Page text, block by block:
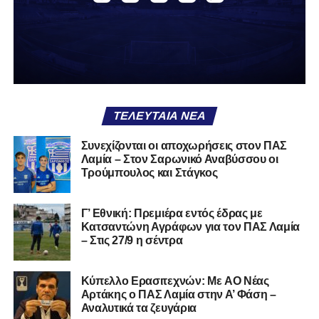
δείχνει να μην ξέρει τι θέλει να είναι. Και αυτό είναι πάντα
φίλαθλοι και περίγυρος, αντί για παράγοντες
Ασχολούνται περισσότερο με τις «χάρες» των άλλων
παρά με τις δικές τους αδυναμίες. Σαν να ψάχνεις
στον διπλανό το γιατί δεν βρέχει, ενώ κρατάς
ομπρέλα μέσα στο σαλόνι.
εμπειρίαανώτερων επιπέδων,δεν μπορεί να εκπέμπει
εικόνα ομάδας-θύματος.Δεν γίνεται να μιλά για «κέντρα
αποφάσεων» και «επιρροές» και «αδικίες».
ομολογούν μειονεξία. Τη διορθώνουν.Βέβαια αυτό
απαιτεί και ισχυρό διοικητικό αποτύπωμα. Κάτι που σε
ΤΕΛΕΥΤΑΊΑ ΝΈΑ
Συνεχίζονται οι αποχωρήσεις στον ΠΑΣ
Λαμία – Στον Σαρωνικό Αναβύσσου οι
Τρούμπουλος και Στάγκος
Γ’ Εθνική: Πρεμιέρα εντός έδρας με
Κατσαντώνη Αγράφων για τον ΠΑΣ Λαμία
– Στις 27/9 η σέντρα
Kύπελλο Ερασιτεχνών: Με AO Nέας
Αρτάκης ο ΠΑΣ Λαμία στην Α’ Φάση –
Αναλυτικά τα ζευγάρια